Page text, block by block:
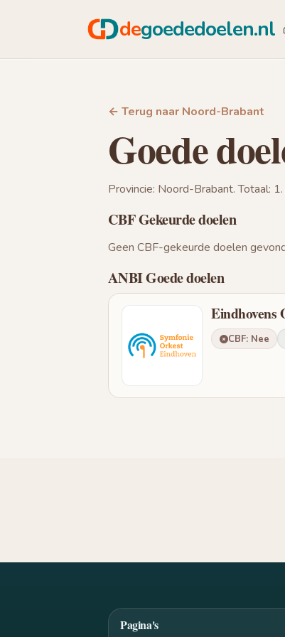
degoededoelen.nl
← Terug naar Noord-Brabant
Goede
Provincie: Noord-Brabant. Totaal: 1.
CBF Gekeurde doelen
Geen CBF-gekeurde doelen
ANBI Goede doelen
CBF: Nee
Pagina's